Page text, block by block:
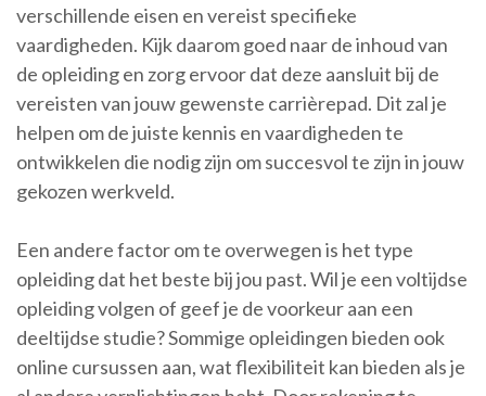
verschillende eisen en vereist specifieke
vaardigheden. Kijk daarom goed naar de inhoud van
de opleiding en zorg ervoor dat deze aansluit bij de
vereisten van jouw gewenste carrièrepad. Dit zal je
helpen om de juiste kennis en vaardigheden te
ontwikkelen die nodig zijn om succesvol te zijn in jouw
gekozen werkveld.
Een andere factor om te overwegen is het type
opleiding dat het beste bij jou past. Wil je een voltijdse
opleiding volgen of geef je de voorkeur aan een
deeltijdse studie? Sommige opleidingen bieden ook
online cursussen aan, wat flexibiliteit kan bieden als je